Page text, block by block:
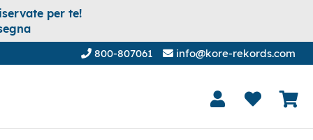
per te!
800-807061 info@kore-rekords.com